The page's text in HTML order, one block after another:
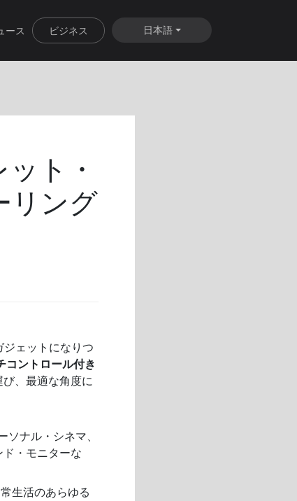
ース ビジネス 日本語
ト・
リング
ェットになりつ
コントロール付き
、最適な角度に
ナル・シネマ、
・モニターな
生活のあらゆる